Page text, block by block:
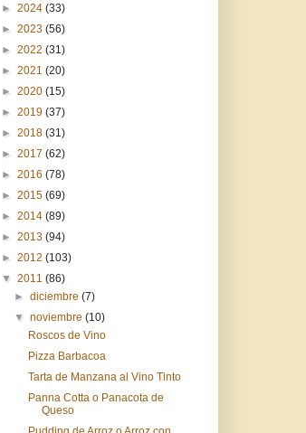
► 2024 (33)
► 2023 (56)
► 2022 (31)
► 2021 (20)
► 2020 (15)
► 2019 (37)
► 2018 (31)
► 2017 (62)
► 2016 (78)
► 2015 (69)
► 2014 (89)
► 2013 (94)
► 2012 (103)
▼ 2011 (86)
►diciembre(7)
▼noviembre(10)
Roscos de Vino
Pizza Barbacoa
Tarta de Manzana al Vino Tinto
Panna Cotta o Panacota de
Queso